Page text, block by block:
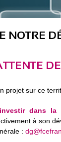
NOTRE
projet sur ce
dans la
à son
: